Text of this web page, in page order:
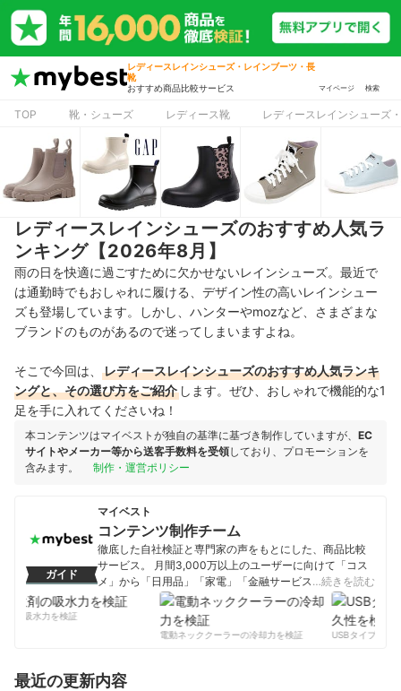
レディースレインシューズ・レインブーツ・長
靴
おすすめ商品比較サービス
マイページ 検索
TOP 靴・シューズ レディース靴 レディースレインシューズ
レディースレインシューズのおすすめ人気ラ
ンキング【2026年8月】
雨の日を快適に過ごすために欠かせないレインシューズ。最近で
は通勤時でもおしゃれに履ける、デザイン性の高いレインシュー
ズも登場しています。しかし、ハンターやmozなど、さまざまな
ブランドのものがあるので迷ってしまいますよね。
そこで今回は、 レディースレインシューズのおすすめ人気ランキ
ングと、その選び方をご紹介 します。ぜひ、おしゃれで機能的な1
足を手に入れてくださいね！
本コンテンツはマイベストが独自の基準に基づき制作していますが、 EC
サイトやメーカー等から送客手数料を受領しており、プロモーションを
含みます。
制作・運営ポリシー
ガイド
マイベスト
コンテンツ制作チーム
徹底した自社検証と専門家の声をもとにした、商品比較
サービス。 月間3,000万以上のユーザーに向けて「コス
メ」から「日用品」「家電」「金融サービス」まで、ベ
ストな商品を選んでもらうために、毎日コンテンツを制
コンテンツ制作チームのプロフィール
…続きを読む
の吸水力を検証
電動ネッククーラーの冷却力を検証
USBタイプCケー
最近の更新内容